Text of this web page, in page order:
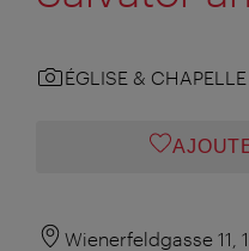
ÉGLISE & CHAPELLE
Wienerfeldgasse 11,